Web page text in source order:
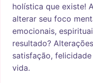
holística que existe!
alterar seu foco
emocionais,
resultado?
satisfação,
vida.